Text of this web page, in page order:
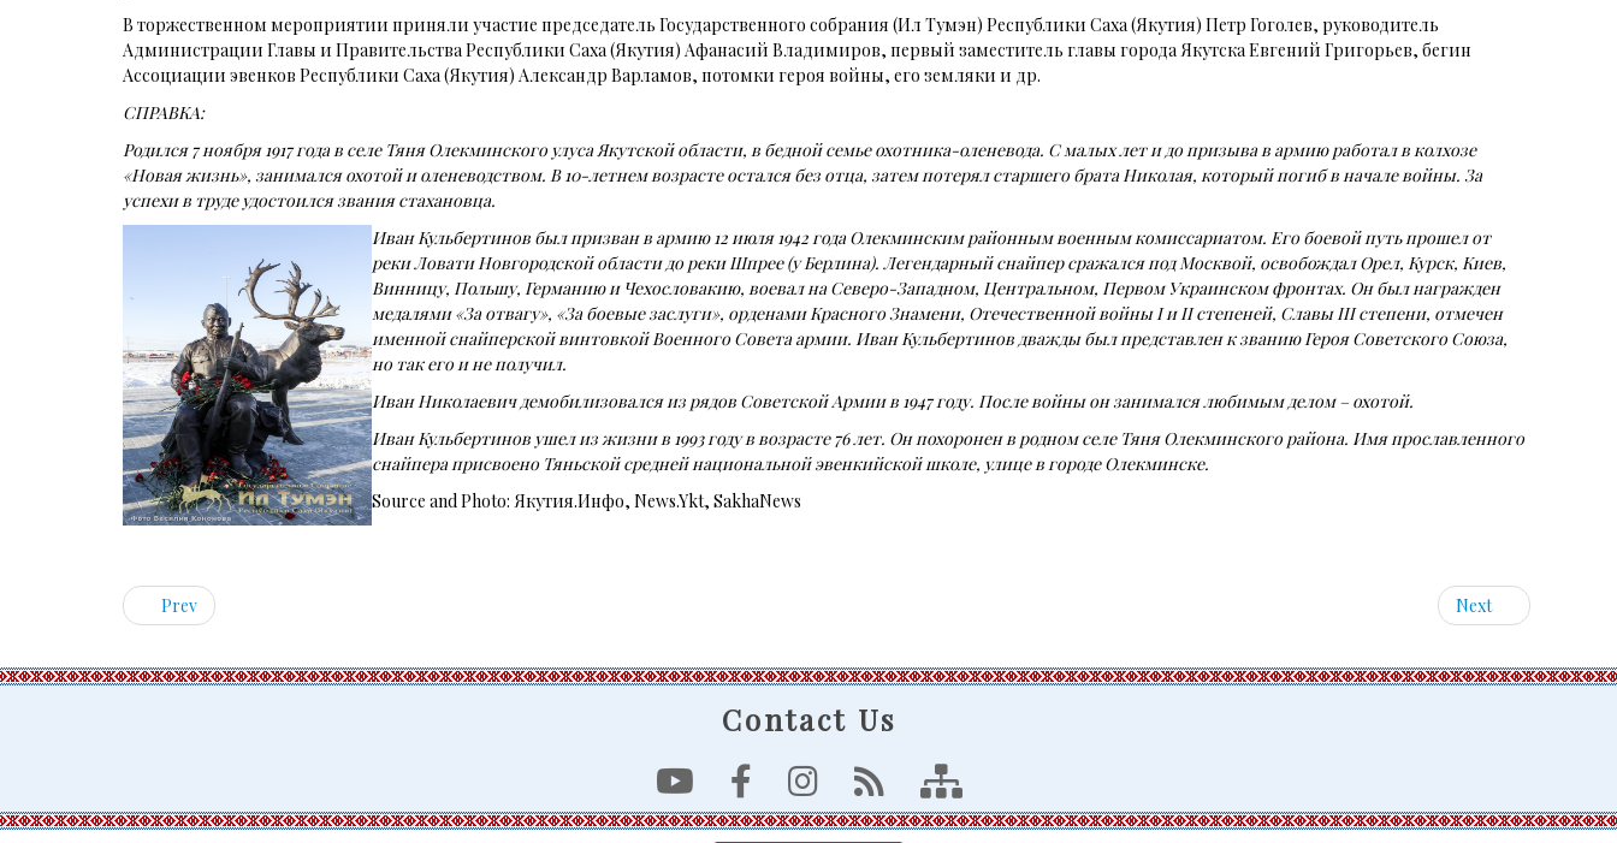
В торжественном мероприятии приняли участие председатель Государственного собрания (Ил Тумэн) Республики Саха (Якутия) Петр Гоголев, руководитель
Администрации Главы и Правительства Республики Саха (Якутия) Афанасий Владимиров, первый заместитель главы города Якутска Евгений Григорьев, бегин
Ассоциации эвенков Республики Саха (Якутия) Александр Варламов, потомки героя войны, его земляки и др.
СПРАВКА:
Родился 7 ноября 1917 года в селе Тяня Олекминского улуса Якутской области, в бедной семье охотника-оленевода. С малых лет и до призыва в армию работал в колхозе
«Новая жизнь», занимался охотой и оленеводством. В 10-летнем возрасте остался без отца, затем потерял старшего брата Николая, который погиб в начале войны. За
успехи в труде удостоился звания стахановца.
Иван Кульбертинов был призван в армию 12 июля 1942 года Олекминским районным военным комиссариатом. Его боевой путь прошел от
реки Ловати Новгородской области до реки Шпрее (у Берлина). Легендарный снайпер сражался под Москвой, освобождал Орел, Курск, Киев,
Винницу, Польшу, Германию и Чехословакию, воевал на Северо-Западном, Центральном, Первом Украинском фронтах. Он был награжден
медалями «За отвагу», «За боевые заслуги», орденами Красного Знамени, Отечественной войны I и II степеней, Славы III степени, отмечен
именной снайперской винтовкой Военного Совета армии. Иван Кульбертинов дважды был представлен к званию Героя Советского Союза,
но так его и не получил.
Иван Николаевич демобилизовался из рядов Советской Армии в 1947 году. После войны он занимался любимым делом – охотой.
Иван Кульбертинов ушел из жизни в 1993 году в возрасте 76 лет. Он похоронен в родном селе Тяня Олекминского района. Имя прославленного
снайпера присвоено Тяньской средней национальной эвенкийской школе, улице в городе Олекминске.
Source and Photo: Якутия.Инфо, News.Ykt, SakhaNews
Prev Next
Contact Us